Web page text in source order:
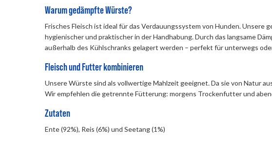
Warum gedämpfte Würste?
Frisches Fleisch ist ideal für das Verdauungssystem von Hunden.
hygienischer und praktischer in der Handhabung. Durch das langsame
außerhalb des Kühlschranks gelagert werden – perfekt für unterwegs
Fleisch und Futter kombinieren
Unsere Würste sind als vollwertige Mahlzeit geeignet. Da sie von Natur
Wir empfehlen die getrennte Fütterung: morgens Trockenfutter und
Zutaten
Ente (92%), Reis (6%) und Seetang (1%)